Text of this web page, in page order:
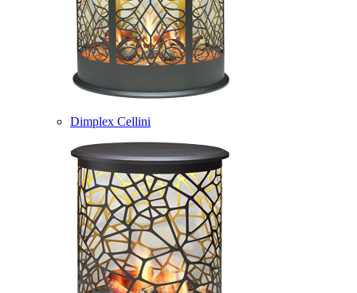
Dimplex Cellini